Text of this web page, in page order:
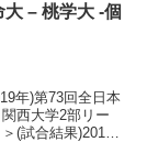
– 桃学大 -個
年)第73回全日本
西大学2部リー
(試合結果)2019